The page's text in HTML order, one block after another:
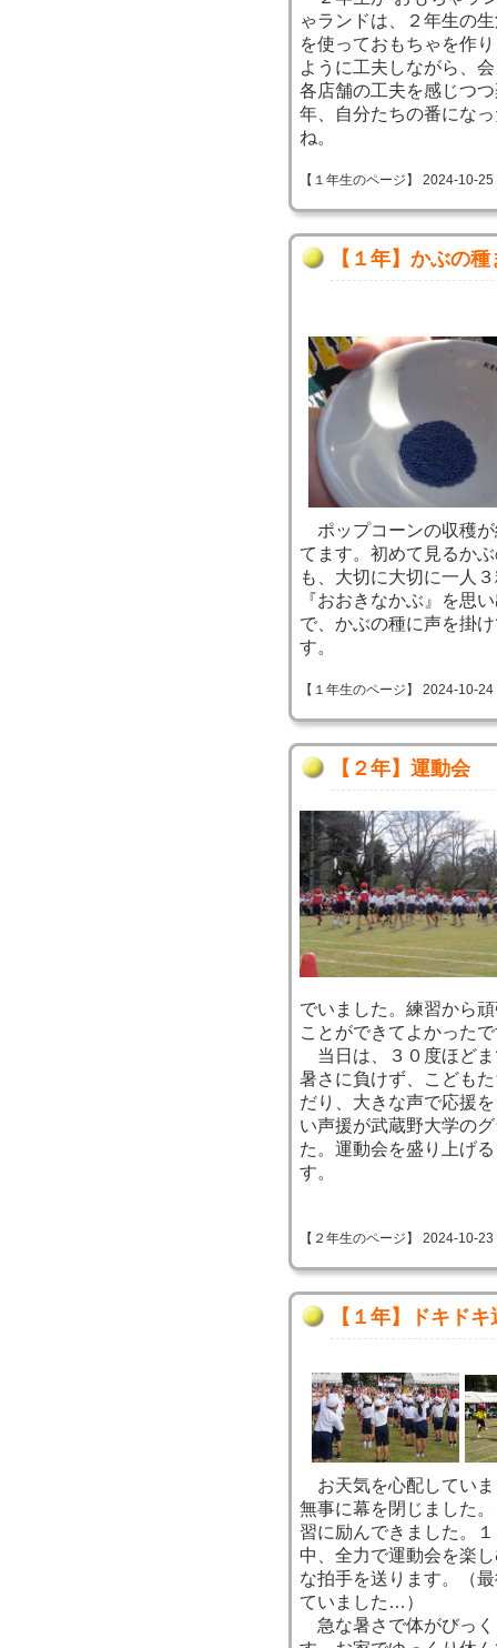
ゃランドは、２年生の
を使っておもちゃを作
ように工夫しながら、
各店舗の工夫を感じつ
年、自分たちの番にな
ね。
【１年生のページ】 2024-10-
【１年】かぶの
ポップコーンの収穫が
てます。初めて見るか
も、大切に大切に一人
『おおきなかぶ』を思
で、かぶの種に声を掛
す。
【１年生のページ】 2024-10-
【２年】運動会
でいました。練習から
ことができてよかった
当日は、３０度ほどま
暑さに負けず、こども
だり、大きな声で応援
い声援が武蔵野大学の
た。運動会を盛り上げ
す。
【２年生のページ】 2024-10-
【１年】ドキド
お天気を心配してい
無事に幕を閉じました
習に励んできました。
中、全力で運動会を楽
な拍手を送ります。（
ていました…）
急な暑さで体がびっ